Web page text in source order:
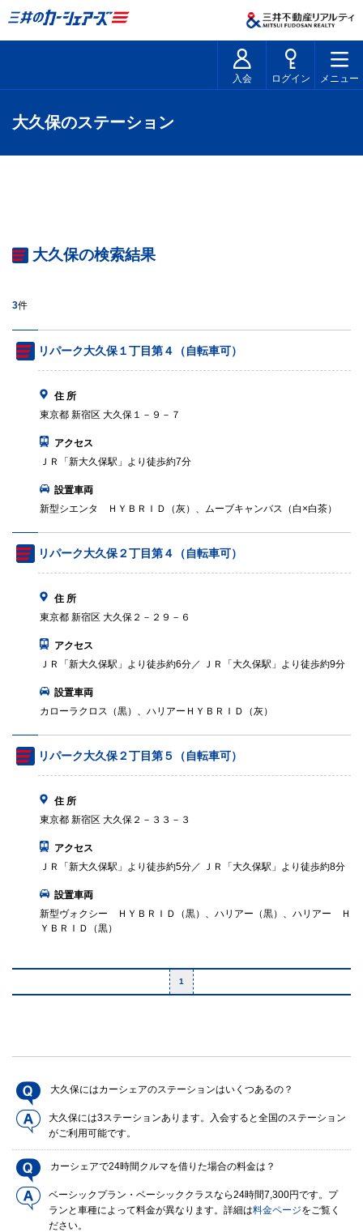
入会 ログイン メニュー
大久保のステーション
大久保の検索結果
3件
リパーク大久保１丁目第４（自転車可）
住 所
東京都 新宿区 大久保１－９－７
アクセス
ＪＲ「新大久保駅」より徒歩約7分
設置車両
新型シエンタ ＨＹＢＲＩＤ（灰）、ムーブキャンバス（白×白茶）
リパーク大久保２丁目第４（自転車可）
住 所
東京都 新宿区 大久保２－２９－６
アクセス
ＪＲ「新大久保駅」より徒歩約6分／ ＪＲ「大久保駅」より徒歩約9分
設置車両
カローラクロス（黒）、ハリアーＨＹＢＲＩＤ（灰）
リパーク大久保２丁目第５（自転車可）
住 所
東京都 新宿区 大久保２－３３－３
アクセス
ＪＲ「新大久保駅」より徒歩約5分／ ＪＲ「大久保駅」より徒歩約8分
設置車両
新型ヴォクシー ＨＹＢＲＩＤ（黒）、ハリアー（黒）、ハリアー Ｈ
ＹＢＲＩＤ（黒）
1
大久保にはカーシェアのステーションはいくつあるの？
大久保には3ステーションあります。入会すると全国のステーション
がご利用可能です。
カーシェアで24時間クルマを借りた場合の料金は？
ベーシックプラン・ベーシッククラスなら24時間7,300円です。プ
ランと車種によって料金が異なります。詳細は料金ページをご覧く
ださい。